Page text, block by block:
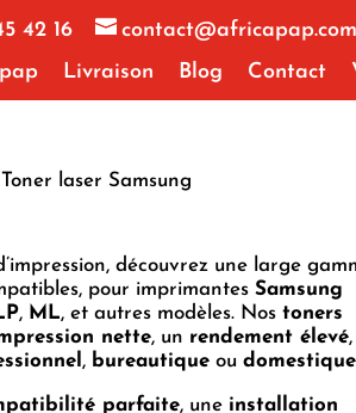
42 16
contact@africapap.com
Livraison Blog Contact
laser Samsung
découvrez une large
pour imprimantes Samsung
, ML, et autres modèles. Nos toners
nette, un rendement élevé
, bureautiqueou domestique
parfaite, une installation